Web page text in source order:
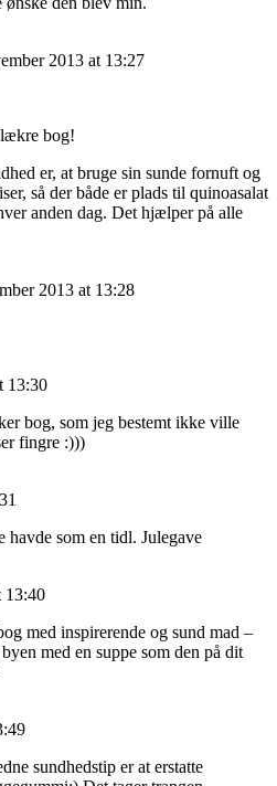
2013 at 13:27
bog!
er, at bruge sin sunde fornuft og
så der både er plads til quinoasalat
anden dag. Det hjælper på alle
2013 at 13:28
13:30
bog, som jeg bestemt ikke ville
fingre :)))
havde som en tidl. Julegave
13:40
med inspirerende og sund mad –
med en suppe som den på dit
sundhedstip er at erstatte